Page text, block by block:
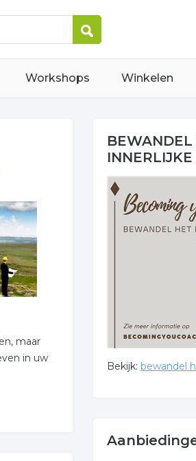
Workshops Winkelen
maar
in uw
INNERLIJKE
Bekijk: bewandel